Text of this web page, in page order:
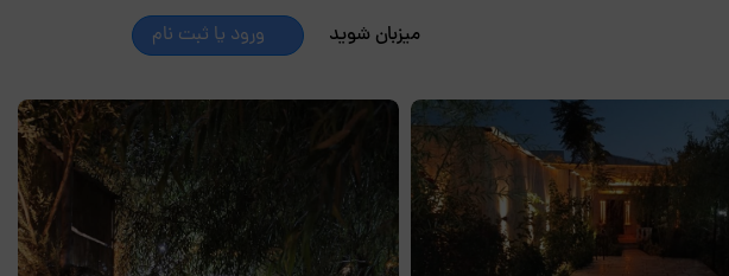
میزبان شوید ورود یا ثبت نام